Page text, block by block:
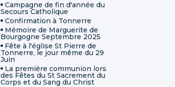
Campagne de fin d'année du
Secours Catholique
Confirmation à Tonnerre
Mémoire de Marguerite de
Bourgogne Septembre 2025
Fête à l'église St Pierre de
Tonnerre, le jour même du 29
Juin
La première communion lors
des Fêtes du St Sacrement du
Corps et du Sang du Christ